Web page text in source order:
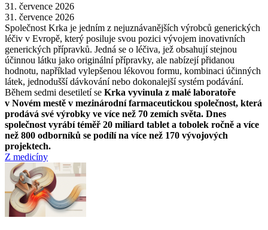
31. července 2026
31. července 2026
Společnost Krka je jedním z nejuznávanějších výrobců generických
léčiv v Evropě, který posiluje svou pozici vývojem inovativních
generických přípravků. Jedná se o léčiva, jež obsahují stejnou
účinnou látku jako originální přípravky, ale nabízejí přidanou
hodnotu, například vylepšenou lékovou formu, kombinaci účinných
látek, jednodušší dávkování nebo dokonalejší systém podávání.
Během sedmi desetiletí se Krka vyvinula z malé laboratoře
v Novém mestě v mezinárodní farmaceutickou společnost, která
prodává své výrobky ve více než 70 zemích světa. Dnes
společnost vyrábí téměř 20 miliard tablet a tobolek ročně a více
než 800 odborníků se podílí na více než 170 vývojových
projektech.
Z medicíny